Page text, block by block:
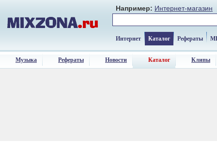
Например: Интернет-магазин
Интернет Каталог Рефераты
Музыка Рефераты Новости Каталог Клипы